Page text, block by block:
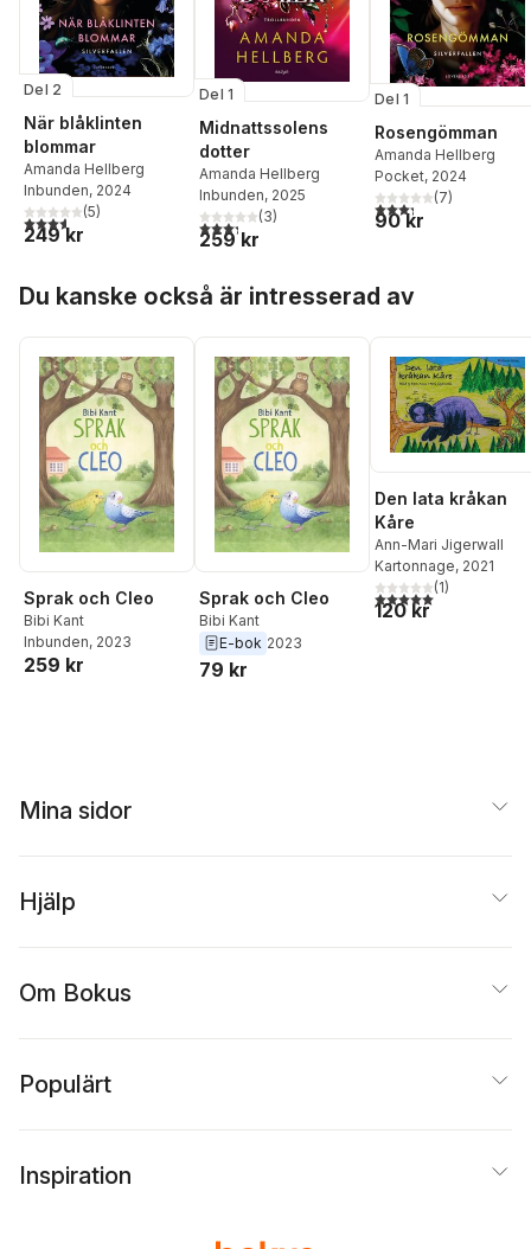
Del 2
När blåklinten
blommar
Amanda Hellberg
Inbunden, 2024
3,6utav 5 stjärnor. Totalt antal röster:
(5)
249 kr
Del 1
Midnattssolens
dotter
Amanda Hellberg
Inbunden, 2025
3,3utav 5 stjärnor. Totalt antal röster:
(3)
259 kr
Del 1
Rosengömman
Amanda Hellberg
Pocket, 2024
3,3utav 5 stjärnor.
(7)
90 kr
Du kanske också är intresserad av
Sprak och Cleo
Bibi Kant
Inbunden, 2023
259 kr
Sprak och Cleo
Bibi Kant
E-bok 2023
79 kr
Den lata kråkan
Kåre
Ann-Mari Jigerwall
Kartonnage, 2021
5,0utav 5 stjärnor.
(1)
120 kr
Mina sidor
Hjälp
Om Bokus
Populärt
Inspiration